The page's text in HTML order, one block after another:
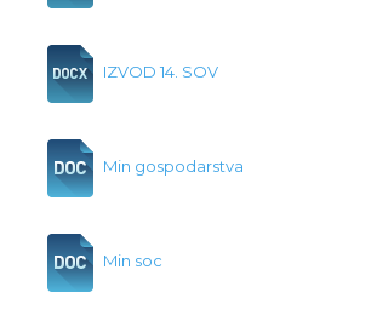
IZVOD 14. SOV
Min gospodarstva
Min soc